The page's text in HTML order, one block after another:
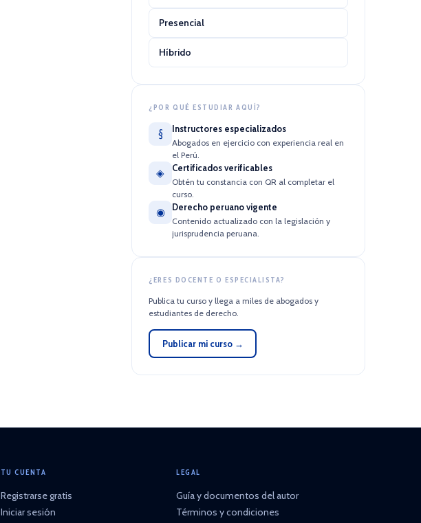
Presencial
Híbrido
¿POR QUÉ ESTUDIAR AQUÍ?
§ Instructores especializados
Abogados en ejercicio con experiencia real en
el Perú.
◈ Certificados verificables
Obtén tu constancia con QR al completar el
curso.
◉ Derecho peruano vigente
Contenido actualizado con la legislación y
jurisprudencia peruana.
¿ERES DOCENTE O ESPECIALISTA?
Publica tu curso y llega a miles de abogados y
estudiantes de derecho.
Publicar mi curso →
TU CUENTA
Registrarse gratis
Iniciar sesión
LEGAL
Guía y documentos del autor
Términos y condiciones